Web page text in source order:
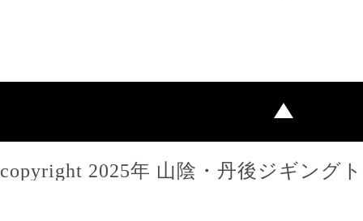
copyright 2025年 山陰・丹後ジギング